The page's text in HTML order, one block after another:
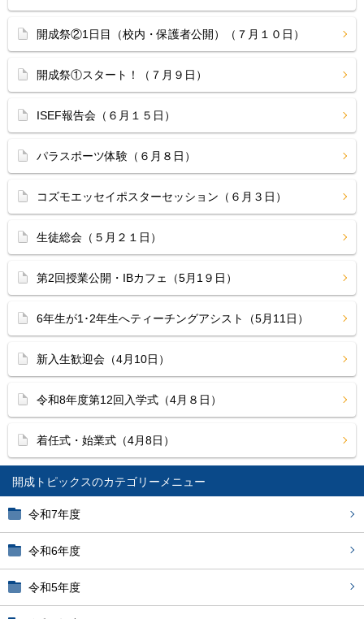
開成トピックス
令和7年度
令和6年度
令和5年度
開成祭②1日目（校内・保護者公開）（７月１０日）
開成祭①スタート！（７月９日）
ISEF報告会（６月１５日）
パラスポーツ体験（６月８日）
コズモエッセイポスターセッション（６月３日）
生徒総会（５月２１日）
第2回授業公開・IBカフェ（5月1９日）
6年生が1･2年生へティーチングアシスト（5月11日）
新入生歓迎会（4月10日）
令和8年度第12回入学式（4月８日）
着任式・始業式（4月8日）